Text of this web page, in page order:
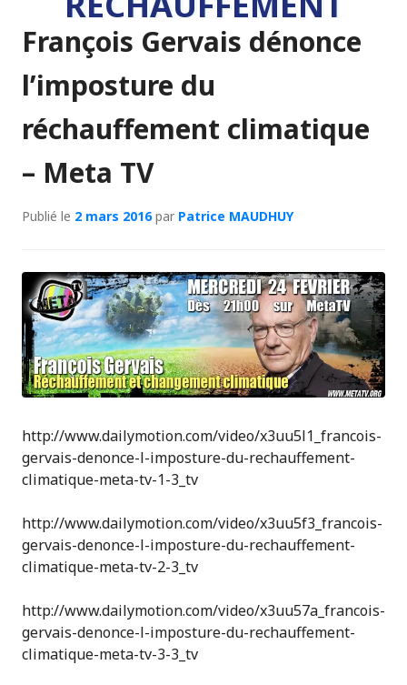
François Gervais dénonce
l’imposture du
réchauffement climatique
– Meta TV
Publié le 2 mars 2016par Patrice MAUDHUY
http://www.dailymotion.com/video/x3uu5l1_francois-
gervais-denonce-l-imposture-du-rechauffement-
climatique-meta-tv-1-3_tv
http://www.dailymotion.com/video/x3uu5f3_francois-
gervais-denonce-l-imposture-du-rechauffement-
climatique-meta-tv-2-3_tv
http://www.dailymotion.com/video/x3uu57a_francois-
gervais-denonce-l-imposture-du-rechauffement-
climatique-meta-tv-3-3_tv